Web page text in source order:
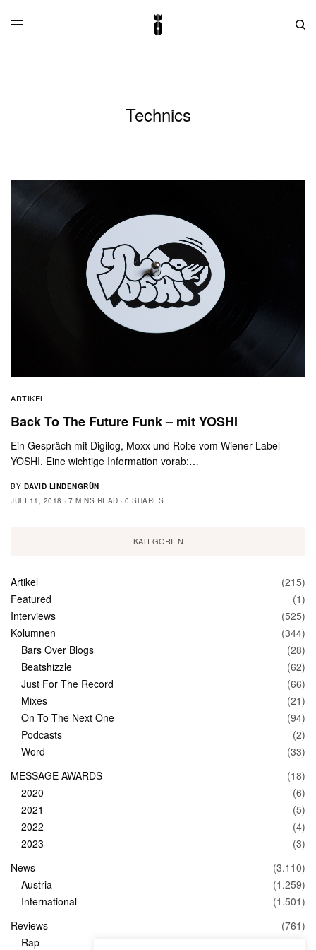
Technics
ARTIKEL
Back To The Future Funk – mit YOSHI
Ein Gespräch mit Digilog, Moxx und Rol:e vom Wiener Label
YOSHI. Eine wichtige Information vorab:…
BY DAVID LINDENGRÜN
JULI 11, 2018
7 MINS READ 0 SHARES
KATEGORIEN
Artikel
(215)
Featured
(1)
Interviews
(525)
Kolumnen
(344)
Bars Over Blogs
(28)
Beatshizzle
(62)
Just For The Record
(66)
Mixes
(21)
On To The Next One
(94)
Podcasts
(2)
Word
(33)
MESSAGE AWARDS
(18)
2020
(6)
2021
(5)
2022
(4)
2023
(3)
News
(3.110)
Austria
(1.259)
International
(1.501)
Reviews
(761)
Rap